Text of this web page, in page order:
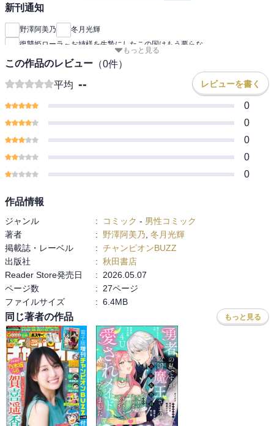
新刊通知
野澤阿美乃
冬月光輝
復讐姫ローラ～お姉様を生贄にしたこの国はもう要らな
もっと見る
この作品のレビュー （0件）
平均 -- レビューを書く
0
0
0
0
0
作品情報
ジャンル : コミック - 男性コミック
著者
: 野澤阿美乃 冬月光輝
掲載誌・レーベル
: チャンピオンBUZZ
出版社
: 秋田書店
Reader Store発売日
:
2026.05.07
ページ数
:
27ページ
ファイルサイズ
: 6.4MB
同じ著者の作品 もっと見る